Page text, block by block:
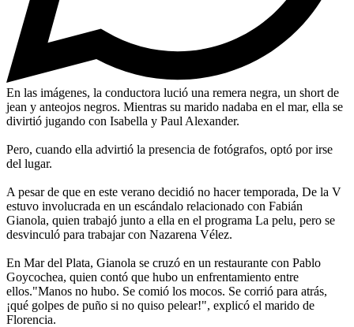
En las imágenes, la conductora lució una remera negra, un short de
jean y anteojos negros. Mientras su marido nadaba en el mar, ella se
divirtió jugando con Isabella y Paul Alexander.
Pero, cuando ella advirtió la presencia de fotógrafos, optó por irse
del lugar.
A pesar de que en este verano decidió no hacer temporada, De la V
estuvo involucrada en un escándalo relacionado con Fabián
Gianola, quien trabajó junto a ella en el programa La pelu, pero se
desvinculó para trabajar con Nazarena Vélez.
En Mar del Plata, Gianola se cruzó en un restaurante con Pablo
Goycochea, quien contó que hubo un enfrentamiento entre
ellos."Manos no hubo. Se comió los mocos. Se corrió para atrás,
¡qué golpes de puño si no quiso pelear!", explicó el marido de
Florencia.